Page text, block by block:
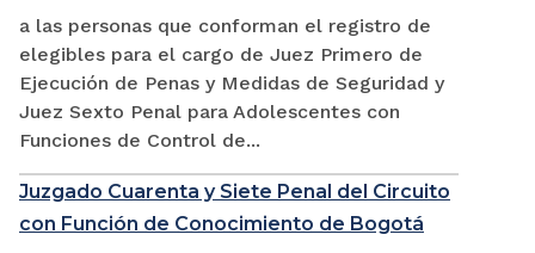
a las personas que conforman el registro de
elegibles para el cargo de Juez Primero de
Ejecución de Penas y Medidas de Seguridad y
Juez Sexto Penal para Adolescentes con
Funciones de Control de...
Juzgado Cuarenta y Siete Penal del Circuito
con Función de Conocimiento de Bogotá